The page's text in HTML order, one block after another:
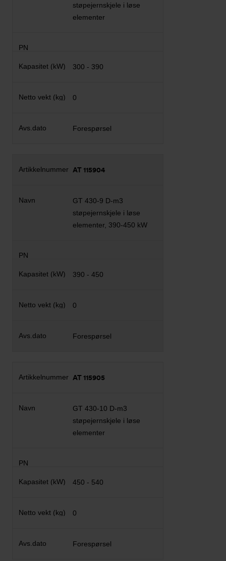
støpejernskjele i løse
elementer
300 - 390
0
Forespørsel
AT 115904
GT 430-9 D-m3
støpejernskjele i løse
elementer, 390-450 kW
390 - 450
0
Forespørsel
AT 115905
GT 430-10 D-m3
støpejernskjele i løse
elementer
450 - 540
0
Forespørsel